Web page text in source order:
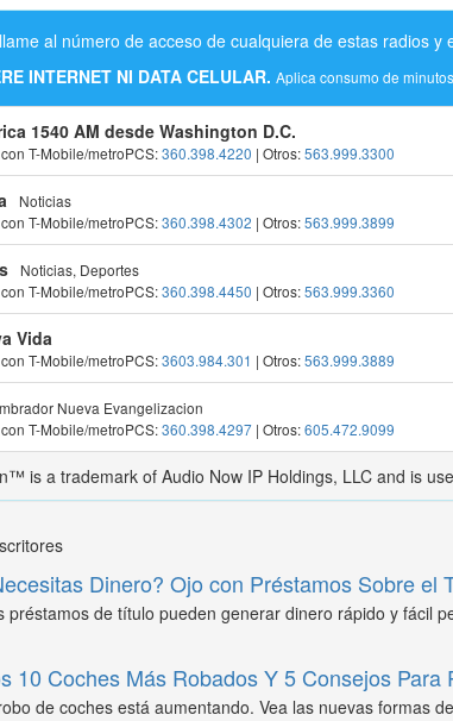
al número de acceso de cualquiera de estas radios
INTERNET NI DATA CELULAR. Aplica consumo de
1540 AM desde Washington D.C.
T-Mobile/metroPCS:360.398.4220 | Otros:563.999.3300
Noticias
T-Mobile/metroPCS:360.398.4302 | Otros:563.999.3899
Noticias, Deportes
T-Mobile/metroPCS:360.398.4450 | Otros:563.999.3360
Vida
T-Mobile/metroPCS:3603.984.301 | Otros:563.999.3889
Nueva Evangelizacion
T-Mobile/metroPCS:360.398.4297 | Otros:605.472.9099
is a trademark of Audio Now IP Holdings, LLC and is
Dinero? Ojo con Préstamos Sobre el
préstamos de título pueden generar dinero rápido y fácil
10 Coches Más Robados Y 5 Consejos Para
de coches está aumentando. Vea las nuevas formas